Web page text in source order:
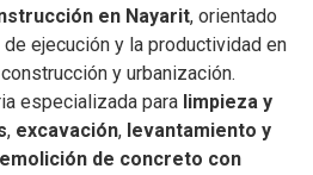
en Nayarit, orientado
ejecución y la productividad en
y urbanización.
especializada para limpieza y
, excavación, levantamiento y
de concreto con